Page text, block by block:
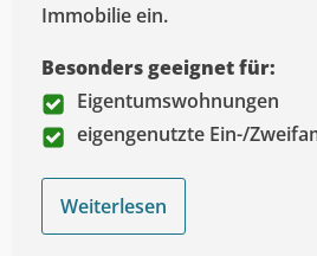
Immobilie ein.
Besonders geeignet für:
Eigentumswohnungen
eigengenutzte Ein-/
Weiterlesen